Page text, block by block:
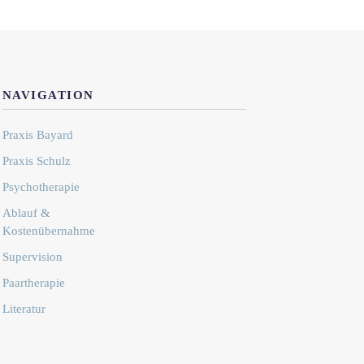
NAVIGATION
Praxis Bayard
Praxis Schulz
Psychotherapie
Ablauf &
Kostenübernahme
Supervision
Paartherapie
Literatur